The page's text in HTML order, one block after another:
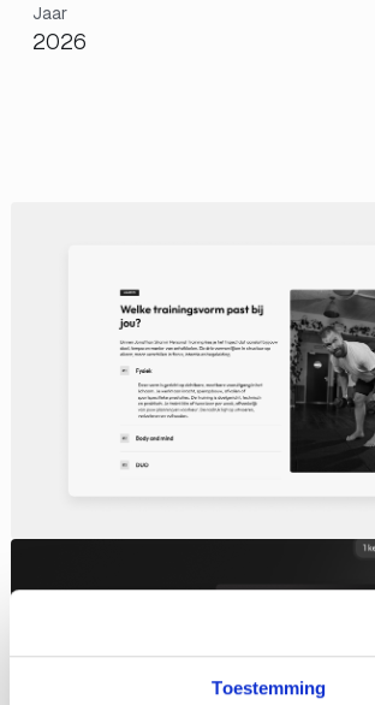
Toestemming
Jaar
2026